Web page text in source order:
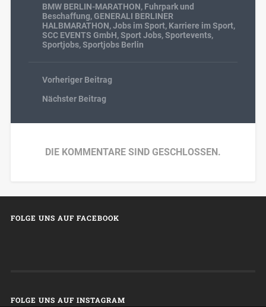
BMW BERLIN-MARATHON, Fuhrpark und
Beschaffung,GENERALI BERLINER
HALBMARATHON,Jobs im Sport, Karriere im Sport,
SCC EVENTS GmbH,Sport Jobs,Sportevents,
Sportjobs,Sportjobs Berlin
Vorheriger Beitrag
Nächster Beitrag
DIE KOMMENTARE SIND GESCHLOSSEN.
FOLGE UNS AUF FACEBOOK
FOLGE UNS AUF INSTAGRAM